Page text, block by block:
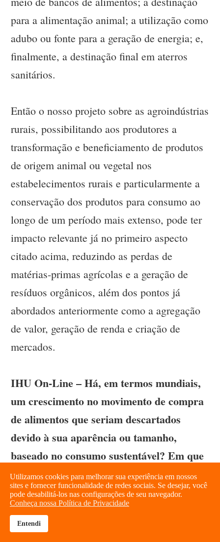
para a alimentação animal; a utilização como
adubo ou fonte para a geração de energia; e,
finalmente, a destinação final em aterros
sanitários.
Então o nosso projeto sobre as agroindústrias
rurais, possibilitando aos produtores a
transformação e beneficiamento de produtos
de origem animal ou vegetal nos
estabelecimentos rurais e particularmente a
conservação dos produtos para consumo ao
longo de um período mais extenso, pode ter
impacto relevante já no primeiro aspecto
citado acima, reduzindo as perdas de
matérias-primas agrícolas e a geração de
resíduos orgânicos, além dos pontos já
abordados anteriormente como a agregação
de valor, geração de renda e criação de
mercados.
IHU On-Line – Há, em termos mundiais,
um crescimento no movimento de compra
de alimentos que seriam descartados
devido à sua aparência ou tamanho,
baseado no consumo sustentável? Em que
regiões este movimento mais se destaca?
Paulo Waquil –Os dados sobre a produção
de resíduos orgânicos e seus impactos
econômicos e ambientais são alarmantes em
brightness_high
Utilizamos cookies para melhorar sua experiência em nossos
sites e fornecer funcionalidade de redes sociais. Se desejar, você
pode desabilitá-los nas configurações de seu navegador.
Conheça nossa Política de Privacidade
Entendi